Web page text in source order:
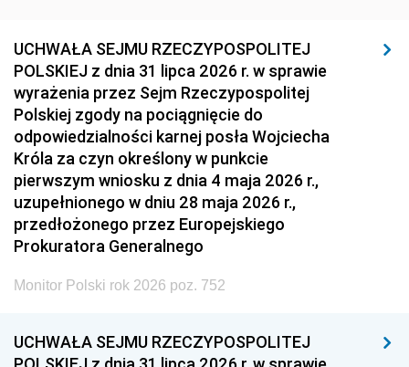
UCHWAŁA SEJMU RZECZYPOSPOLITEJ
POLSKIEJ z dnia 31 lipca 2026 r. w sprawie
wyrażenia przez Sejm Rzeczypospolitej
Polskiej zgody na pociągnięcie do
odpowiedzialności karnej posła Wojciecha
Króla za czyn określony w punkcie
pierwszym wniosku z dnia 4 maja 2026 r.,
uzupełnionego w dniu 28 maja 2026 r.,
przedłożonego przez Europejskiego
Prokuratora Generalnego
Monitor Polski rok 2026 poz. 752
UCHWAŁA SEJMU RZECZYPOSPOLITEJ